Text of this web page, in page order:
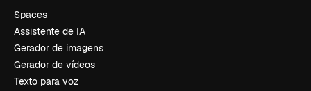
Spaces
Assistente de IA
Gerador de imagens
Gerador de vídeos
Texto para voz